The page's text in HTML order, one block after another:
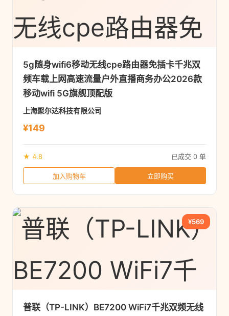
5g随身wifi6移动无线cpe路由器免插卡千兆双
频车载上网高速流量户外直播商务办公2026款
移动wifi 5G旗舰顶配版
上海聚尔达科技有限公司
¥149
★ 4.8 已成交 0 单
加入购物车 立即购买
¥569
普联（TP-LINK）BE7200 WiFi7千兆双频无线